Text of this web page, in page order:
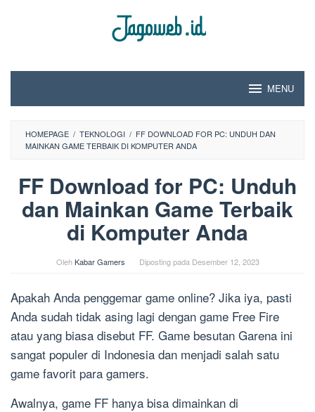
MENU
HOMEPAGE / TEKNOLOGI / FF DOWNLOAD FOR PC: UNDUH DAN
MAINKAN GAME TERBAIK DI KOMPUTER ANDA
FF Download for PC: Unduh
dan Mainkan Game Terbaik
di Komputer Anda
OlehKabar Gamers Diposting pada Desember 12, 2023
Apakah Anda penggemar game online? Jika iya, pasti
Anda sudah tidak asing lagi dengan game Free Fire
atau yang biasa disebut FF. Game besutan Garena ini
sangat populer di Indonesia dan menjadi salah satu
game favorit para gamers.
Awalnya, game FF hanya bisa dimainkan di